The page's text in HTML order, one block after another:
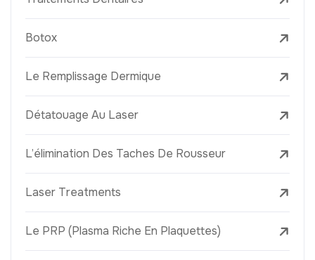
Botox
Le Remplissage Dermique
Détatouage Au Laser
L’élimination Des Taches De Rousseur
Laser Treatments
Le PRP (Plasma Riche En Plaquettes)